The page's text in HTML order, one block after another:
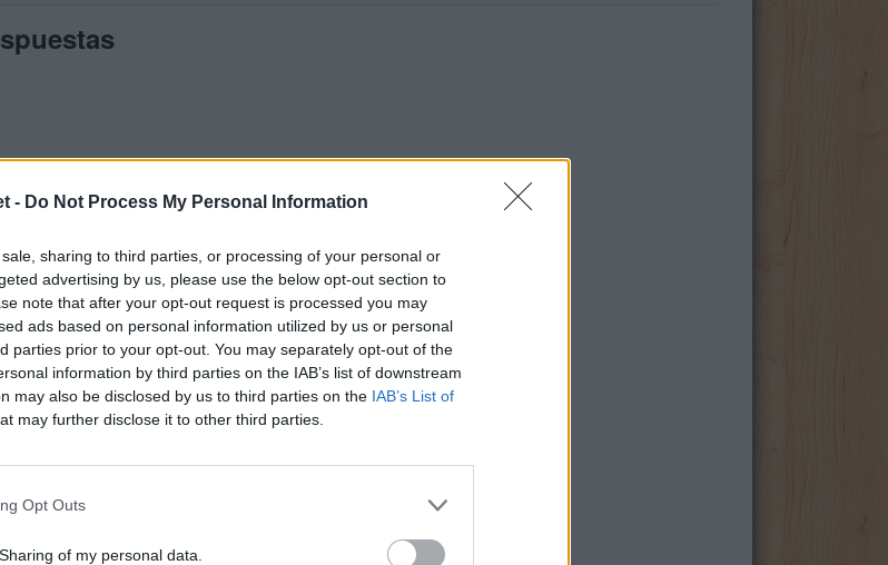
- Do Not Process My Personal Information
sharing to third parties, or processing of your personal or
advertising by us, please use the below opt-out section to
note that after your opt-out request is processed you may
ads based on personal information utilized by us or personal
parties prior to your opt-out. You may separately opt-out of the
information by third parties on the IAB’s list of downstream
may also be disclosed by us to third parties on the IAB’s List of
may further disclose it to other third parties.
Opt Outs
of my personal data.